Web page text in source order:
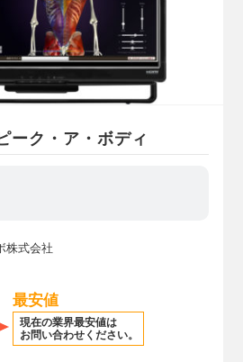
ク・ア・ボディ
株式会社
最安値
現在の業界最安値は
お問い合わせください。